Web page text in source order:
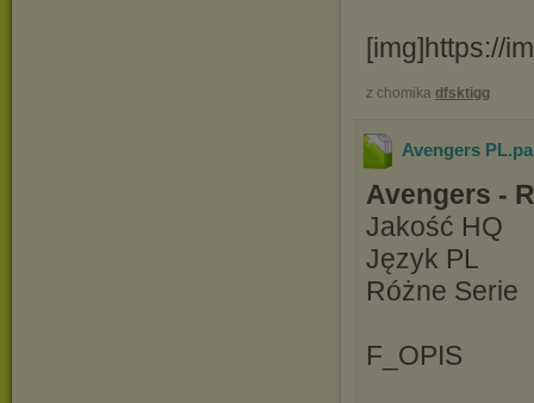
[img]https://
z chomika dfsktigg
Avengers
Avengers -
Jakość HQ
Język PL
Różne Serie
F_OPIS